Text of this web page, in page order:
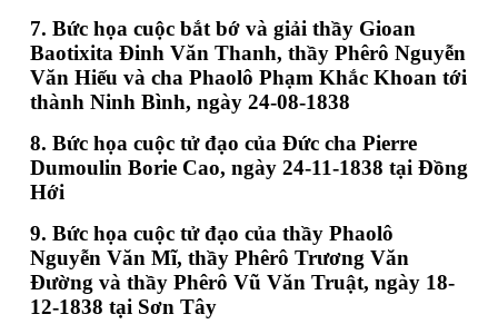
7. Bức họa cuộc bắt bớ và giải thầy Gioan
Baotixita Đinh Văn Thanh, thầy Phêrô Nguyễn
Văn Hiếu và cha Phaolô Phạm Khắc Khoan tới
thành Ninh Bình, ngày 24-08-1838
8. Bức họa cuộc tử đạo của Đức cha Pierre
Dumoulin Borie Cao, ngày 24-11-1838 tại Đồng
Hới
9. Bức họa cuộc tử đạo của thầy Phaolô
Nguyễn Văn Mĩ, thầy Phêrô Trương Văn
Đường và thầy Phêrô Vũ Văn Truật, ngày 18-
12-1838 tại Sơn Tây